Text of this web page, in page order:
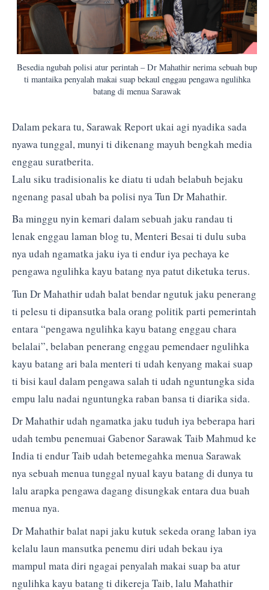
Besedia ngubah polisi atur perintah – Dr Mahathir nerima sebuah bup
ti mantaika penyalah makai suap bekaul enggau pengawa ngulihka
batang di menua Sarawak
Dalam pekara tu, Sarawak Report ukai agi nyadika sada
nyawa tunggal, munyi ti dikenang mayuh bengkah media
enggau suratberita.
Lalu siku tradisionalis ke diatu ti udah belabuh bejaku
ngenang pasal ubah ba polisi nya Tun Dr Mahathir.
Ba minggu nyin kemari dalam sebuah jaku randau ti
lenak enggau laman blog tu, Menteri Besai ti dulu suba
nya udah ngamatka jaku iya ti endur iya pechaya ke
pengawa ngulihka kayu batang nya patut diketuka terus.
Tun Dr Mahathir udah balat bendar ngutuk jaku penerang
ti pelesu ti dipansutka bala orang politik parti pemerintah
entara “pengawa ngulihka kayu batang enggau chara
belalai”, belaban penerang enggau pemendaer ngulihka
kayu batang ari bala menteri ti udah kenyang makai suap
ti bisi kaul dalam pengawa salah ti udah nguntungka sida
empu lalu nadai nguntungka raban bansa ti diarika sida.
Dr Mahathir udah ngamatka jaku tuduh iya beberapa hari
udah tembu penemuai Gabenor Sarawak Taib Mahmud ke
India ti endur Taib udah betemegahka menua Sarawak
nya sebuah menua tunggal nyual kayu batang di dunya tu
lalu arapka pengawa dagang disungkak entara dua buah
menua nya.
Dr Mahathir balat napi jaku kutuk sekeda orang laban iya
kelalu laun mansutka penemu diri udah bekau iya
mampul mata diri ngagai penyalah makai suap ba atur
ngulihka kayu batang ti dikereja Taib, lalu Mahathir